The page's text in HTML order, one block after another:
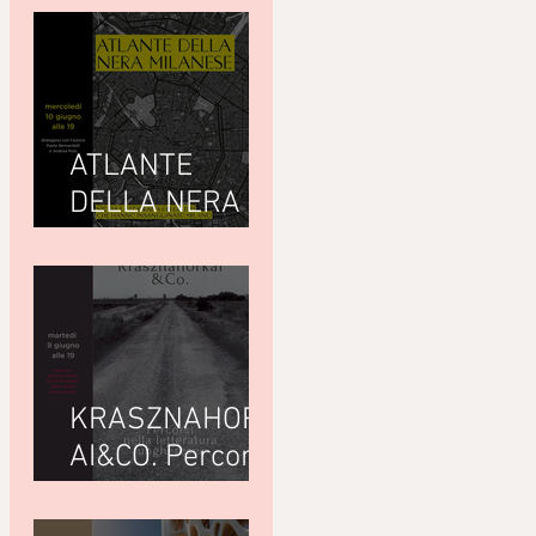
ATLANTE
DELLA NERA
Giuseppe
Paternò
Raddusa (Utet)
KRASZNAHORK
AI&CO. Percorsi